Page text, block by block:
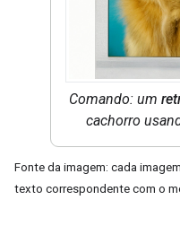
Comando: um
cachorro
Fonte da imagem: cada
texto correspondente com o